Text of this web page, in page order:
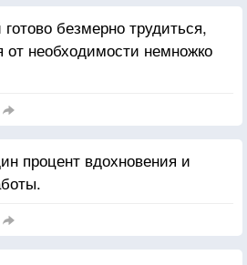
безмерно трудиться,
необходимости немножко
процент вдохновения и